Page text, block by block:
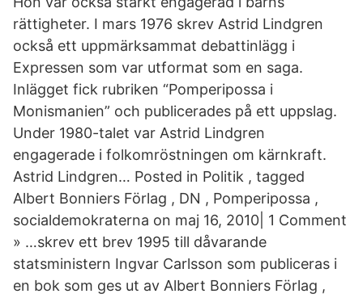
rättigheter. I mars 1976 skrev Astrid Lindgren
också ett uppmärksammat debattinlägg i
Expressen som var utformat som en saga.
Inlägget fick rubriken “Pomperipossa i
Monismanien” och publicerades på ett uppslag.
Under 1980-talet var Astrid Lindgren
engagerade i folkomröstningen om kärnkraft.
Astrid Lindgren… Posted in Politik , tagged
Albert Bonniers Förlag , DN , Pomperipossa ,
socialdemokraterna on maj 16, 2010| 1 Comment
» …skrev ett brev 1995 till dåvarande
statsministern Ingvar Carlsson som publiceras i
en bok som ges ut av Albert Bonniers Förlag ,